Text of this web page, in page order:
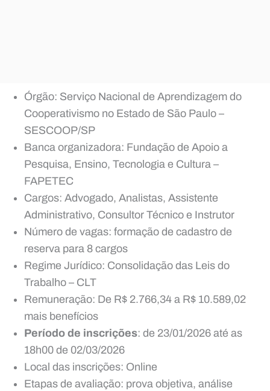
Órgão: Serviço Nacional de Aprendizagem do
Cooperativismo no Estado de São Paulo –
SESCOOP/SP
Banca organizadora: Fundação de Apoio a
Pesquisa, Ensino, Tecnologia e Cultura –
FAPETEC
Cargos: Advogado, Analistas, Assistente
Administrativo, Consultor Técnico e Instrutor
Número de vagas: formação de cadastro de
reserva para 8 cargos
Regime Jurídico: Consolidação das Leis do
Trabalho – CLT
Remuneração: De R$ 2.766,34 a R$ 10.589,02
mais benefícios
Período de inscrições: de 23/01/2026 até as
18h00 de 02/03/2026
Local das inscrições: Online
Etapas de avaliação: prova objetiva, análise